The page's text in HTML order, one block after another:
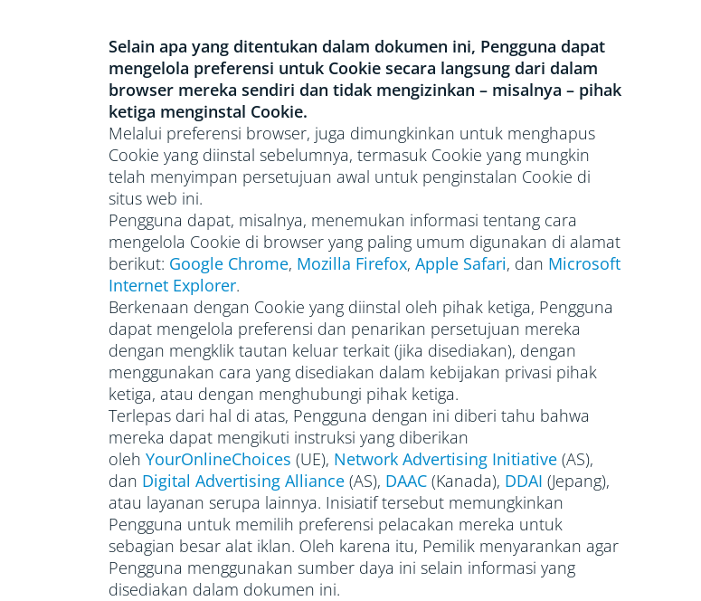
Selain apa yang ditentukan dalam dokumen ini, Pengguna dapat
mengelola preferensi untuk Cookie secara langsung dari dalam
browser mereka sendiri dan tidak mengizinkan – misalnya – pihak
ketiga menginstal Cookie.
Melalui preferensi browser, juga dimungkinkan untuk menghapus
Cookie yang diinstal sebelumnya, termasuk Cookie yang mungkin
telah menyimpan persetujuan awal untuk penginstalan Cookie di
situs web ini.
Pengguna dapat, misalnya, menemukan informasi tentang cara
mengelola Cookie di browser yang paling umum digunakan di alamat
berikut: Google Chrome, Mozilla Firefox,Apple Safari, dan Microsoft
Internet Explorer.
Berkenaan dengan Cookie yang diinstal oleh pihak ketiga, Pengguna
dapat mengelola preferensi dan penarikan persetujuan mereka
dengan mengklik tautan keluar terkait (jika disediakan), dengan
menggunakan cara yang disediakan dalam kebijakan privasi pihak
ketiga, atau dengan menghubungi pihak ketiga.
Terlepas dari hal di atas, Pengguna dengan ini diberi tahu bahwa
mereka dapat mengikuti instruksi yang diberikan
olehYourOnlineChoices (UE), Network Advertising Initiative (AS),
dan Digital Advertising Alliance (AS), DAAC (Kanada), DDAI (Jepang),
atau layanan serupa lainnya. Inisiatif tersebut memungkinkan
Pengguna untuk memilih preferensi pelacakan mereka untuk
sebagian besar alat iklan. Oleh karena itu, Pemilik menyarankan agar
Pengguna menggunakan sumber daya ini selain informasi yang
disediakan dalam dokumen ini.